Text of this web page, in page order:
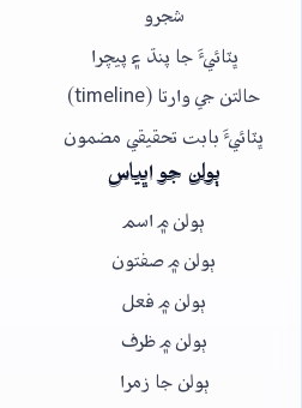
شجرو
ڀٽائيءَ جا پنڌ ۽ پيچرا
حالتن جي وارتا (timeline)
ڀٽائيءَ بابت تحقيقي مضمون
ٻولن جو اڀياس
ٻولن ۾ اسم
ٻولن ۾ صفتون
ٻولن ۾ فعل
ٻولن ۾ ظرف
ٻولن جا زمرا